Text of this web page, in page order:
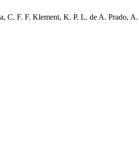
C. F. F. Klement, K. P. L. de A. Prado,